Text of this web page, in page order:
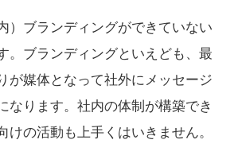
）ブランディングができていない
。ブランディングといえども、最
が媒体となって社外にメッセージ
なります。社内の体制が構築でき
けの活動も上手くはいきません。